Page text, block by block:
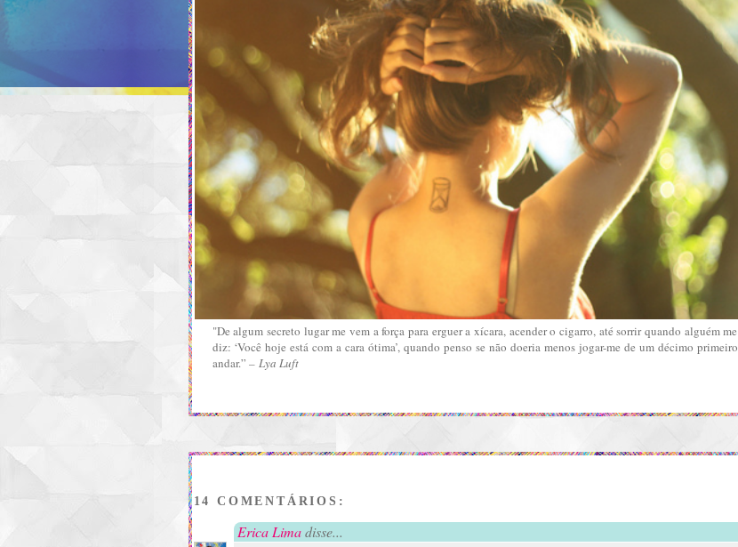
"De algum secreto lugar me vem a força para erguer a xícara, acender o cigarro, até sorrir quando alguém me
diz: ‘Você hoje está com a cara ótima’, quando penso se não doeria menos jogar-me de um décimo primeiro
andar.” – Lya Luft
14 COMENTÁRIOS:
Erica Limadisse...